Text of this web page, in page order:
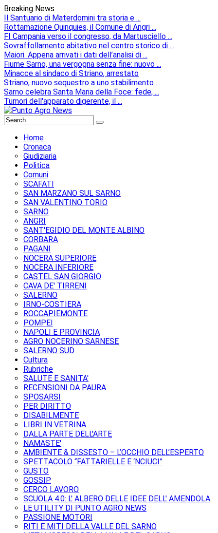
Breaking News
Il Santuario di Materdomini tra storia e ...
Rottamazione Quinquies, il Comune di Angri ...
FI Campania verso il congresso, da Martusciello ...
Sovraffollamento abitativo nel centro storico di ...
Maiori. Appena arrivati i dati dell’analisi di ...
Fiume Sarno, una vergogna senza fine: nuovo ...
Minacce al sindaco di Striano, arrestato
Striano, nuovo sequestro a uno stabilimento ...
Sarno celebra Santa Maria della Foce: fede, ...
Tumori dell'apparato digerente, il ...
Home
Cronaca
Giudiziaria
Politica
Comuni
SCAFATI
SAN MARZANO SUL SARNO
SAN VALENTINO TORIO
SARNO
ANGRI
SANT'EGIDIO DEL MONTE ALBINO
CORBARA
PAGANI
NOCERA SUPERIORE
NOCERA INFERIORE
CASTEL SAN GIORGIO
CAVA DE' TIRRENI
SALERNO
IRNO-COSTIERA
ROCCAPIEMONTE
POMPEI
NAPOLI E PROVINCIA
AGRO NOCERINO SARNESE
SALERNO SUD
Cultura
Rubriche
SALUTE E SANITA'
RECENSIONI DA PAURA
SPOSARSI
PER DIRITTO
DISABILMENTE
LIBRI IN VETRINA
DALLA PARTE DELL'ARTE
NAMASTE'
AMBIENTE & DISSESTO – L’OCCHIO DELL’ESPERTO
SPETTACOLO “FATTARIELLE E ‘NCIUCI”
GUSTO
GOSSIP
CERCO LAVORO
SCUOLA 4.0: L' ALBERO DELLE IDEE DELL' AMENDOLA
LE UTILITY DI PUNTO AGRO NEWS
PASSIONE MOTORI
RITI E MITI DELLA VALLE DEL SARNO